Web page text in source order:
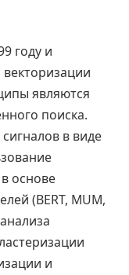
году и
являются
поиска.
в виде
основе
(BERT, MUM,
и